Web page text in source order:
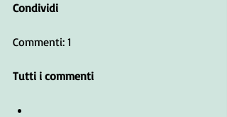
Condividi
Commenti: 1
Tutti i commenti﻿